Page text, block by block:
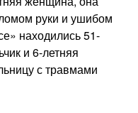
руки и ушибом
находились 51-
и 6-летняя
с травмами